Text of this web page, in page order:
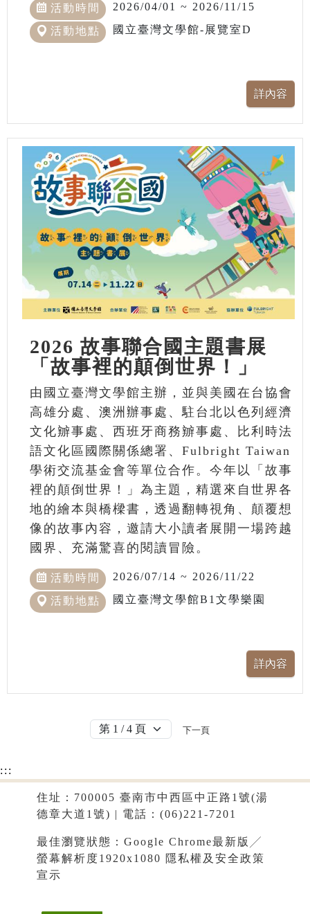
活動時間 2026/04/01 ~ 2026/11/15
活動地點 國立臺灣文學館-展覽室D
2026 故事聯合國主題書展
「故事裡的顛倒世界！」
由國立臺灣文學館主辦，並與美國在台協會
高雄分處、澳洲辦事處、駐台北以色列經濟
文化辧事處、西班牙商務辧事處、比利時法
語文化區國際關係總署、Fulbright Taiwan
學術交流基金會等單位合作。今年以「故事
裡的顛倒世界！」為主題，精選來自世界各
地的繪本與橋樑書，透過翻轉視角、顛覆想
像的故事內容，邀請大小讀者展開一場跨越
國界、充滿驚喜的閱讀冒險。
活動時間 2026/07/14 ~ 2026/11/22
活動地點 國立臺灣文學館B1文學樂園
下一頁
:::
住址：700005 臺南市中西區中正路1號(湯
德章大道1號) | 電話：(06)221-7201
最佳瀏覽狀態：Google Chrome最新版╱
螢幕解析度1920x1080 隱私權及安全政策
宣示